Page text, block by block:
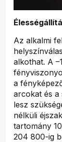
Az alkalmi
alkothat. A
a
arcokat és a
lesz
nélküli
tartomány
204 800-ig